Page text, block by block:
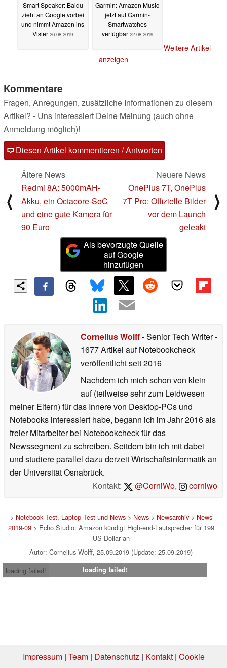
Smart Speaker: Baidu
zieht an Google vorbei
und nimmt Amazon ins
Visier 26.08.2019
Garmin: Amazon Music
jetzt auf Garmin-
Smartwatches
verfügbar 22.08.2019
Weitere Artikel
anzeigen
Kommentare
Fragen, Anregungen, zusätzliche Informationen zu diesem
Artikel? - Uns interessiert Deine Meinung (auch ohne
Anmeldung möglich)!
Diesen Artikel kommentieren / Antworten
⟨
Ältere News
Redmi 8A: 5000mAH-
Akku, ein Octacore-SoC
und eine gute Kamera für
90 Euro
Neuere News
OnePlus 7T, OnePlus
7T Pro: Offizielle Bilder
vor dem Launch
geleakt
⟩
Als bevorzugte Quelle
auf Google
hinzufügen
Cornelius Wolff- Senior Tech Writer-
1677 Artikel auf Notebookcheck
veröffentlichtseit 2016
Nachdem ich mich schon von klein
auf (teilweise sehr zum Leidwesen
meiner Eltern) für das Innere von Desktop-PCs und
Notebooks interessiert habe, begann ich im Jahr 2016 als
freier Mitarbeiter bei Notebookcheck für das
Newssegment zu schreiben. Seitdem bin ich mit dabei
und studiere parallel dazu derzeit Wirtschaftsinformatik an
der Universität Osnabrück.
Kontakt:
@CorniWo, corniwo
> Notebook Test, Laptop Test und News> News> Newsarchiv> News
2019-09> Echo Studio: Amazon kündigt High-end-Lautsprecher für 199
US-Dollar an
Autor: Cornelius Wolff, 25.09.2019 (Update: 25.09.2019)
loading failed!
loading failed!
Impressum| Team| Datenschutz| Kontakt| Cookie